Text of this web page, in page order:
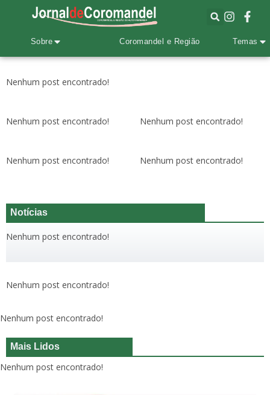
Sobre Coromandel e Região Temas
Nenhum post encontrado!
Nenhum post encontrado!
Nenhum post encontrado!
Nenhum post encontrado!
Nenhum post encontrado!
Notícias
Nenhum post encontrado!
Nenhum post encontrado!
Nenhum post encontrado!
Mais Lidos
Nenhum post encontrado!